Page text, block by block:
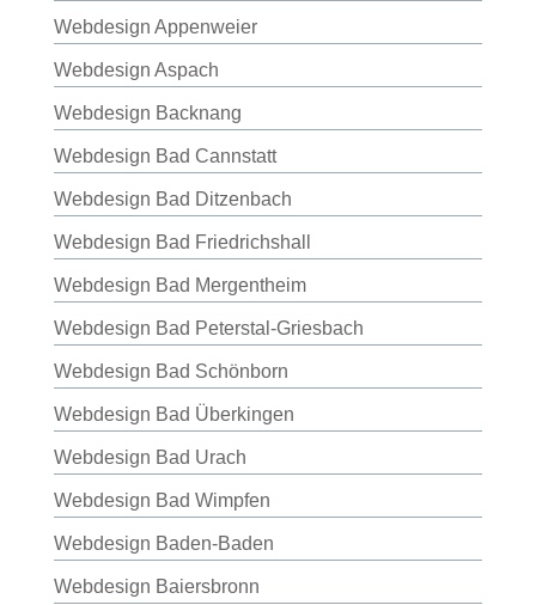
Webdesign Appenweier
Webdesign Aspach
Webdesign Backnang
Webdesign Bad Cannstatt
Webdesign Bad Ditzenbach
Webdesign Bad Friedrichshall
Webdesign Bad Mergentheim
Webdesign Bad Peterstal-Griesbach
Webdesign Bad Schönborn
Webdesign Bad Überkingen
Webdesign Bad Urach
Webdesign Bad Wimpfen
Webdesign Baden-Baden
Webdesign Baiersbronn